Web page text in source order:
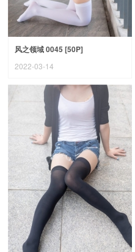
风之领域 0045 [50P]
2022-03-14